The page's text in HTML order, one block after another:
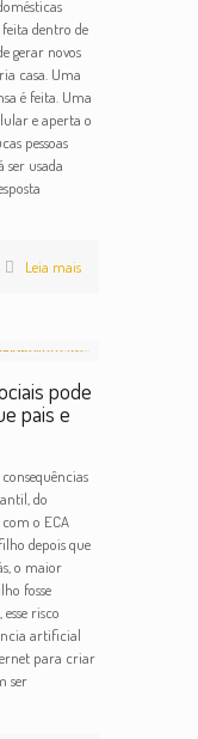
dentro de
gerar novos
casa. Uma
é feita. Uma
e aperta o
pessoas
ser usada
Leia mais
pode
pais e
do
o ECA
depois que
o maior
fosse
risco
artificial
para criar
ser